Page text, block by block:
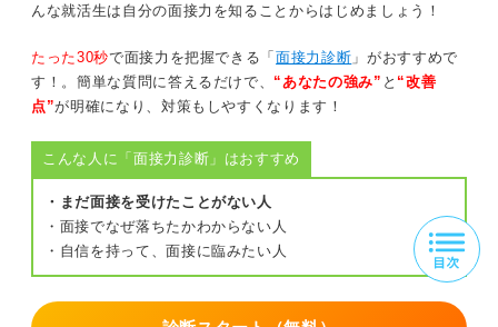
んな就活生は自分の面接力を知ることからはじめましょう！
たった30秒で面接力を把握できる「面接力診断 」がおすすめで
す！。簡単な質問に答えるだけで、 “あなたの強み” と “改善
点”が明確になり、対策もしやすくなります！
こんな人に「面接力診断」はおすすめ
・まだ面接を受けたことがない人
・面接でなぜ落ちたかわからない人
・自信を持って、面接に臨みたい人